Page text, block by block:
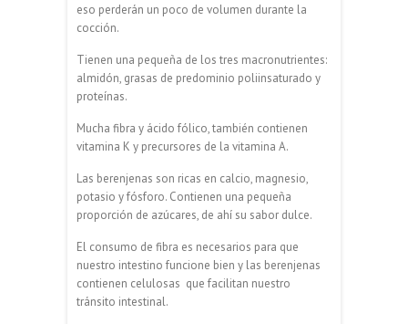
eso perderán un poco de volumen durante la
cocción.
Tienen una pequeña de los tres macronutrientes:
almidón, grasas de predominio poliinsaturado y
proteínas.
Mucha fibra y ácido fólico, también contienen
vitamina K y precursores de la vitamina A.
Las berenjenas son ricas en calcio, magnesio,
potasio y fósforo. Contienen una pequeña
proporción de azúcares, de ahí su sabor dulce.
El consumo de fibra es necesarios para que
nuestro intestino funcione bien y las berenjenas
contienen celulosas que facilitan nuestro
tránsito intestinal.